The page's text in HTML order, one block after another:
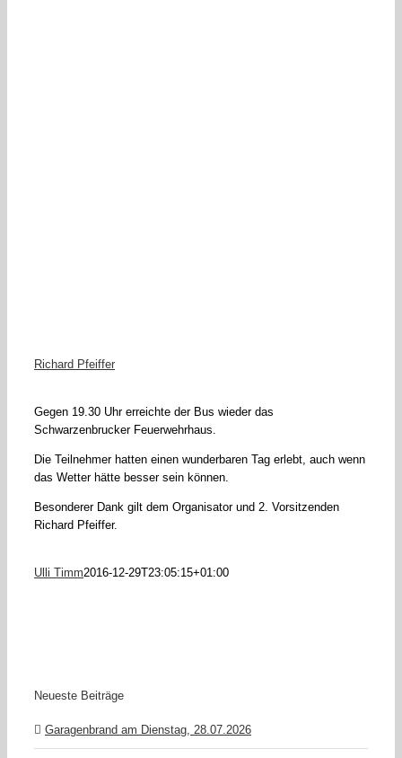
Richard Pfeiffer
Gegen 19.30 Uhr erreichte der Bus wieder das
Schwarzenbrucker Feuerwehrhaus.
Die Teilnehmer hatten einen wunderbaren Tag erlebt, auch wenn
das Wetter hätte besser sein können.
Besonderer Dank gilt dem Organisator und 2. Vorsitzenden
Richard Pfeiffer.
Ulli Timm2016-12-29T23:05:15+01:00
Neueste Beiträge
Garagenbrand am Dienstag, 28.07.2026